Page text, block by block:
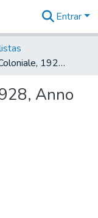
Entrar
Il Pasquino Coloniale, 1928, Anno XXI, n. 1019
Anno